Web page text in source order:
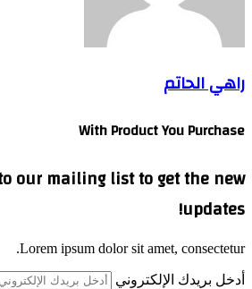
راهي الحاتم
With Product You Purchase
our mailing list to get the new
updates!
Lorem ipsum dolor sit amet, consectetur.
أدخل بريدك الإلكتروني